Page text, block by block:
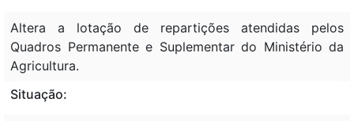
Altera a lotação de repartições atendidas pelos
Quadros Permanente e Suplementar do Ministério da
Agricultura.
Situação: